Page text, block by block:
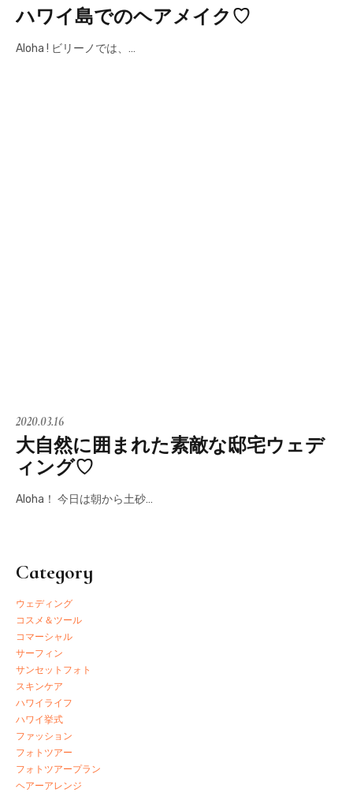
ハワイ島でのヘアメイク♡
Aloha ! ビリーノでは、…
2020.03.16
大自然に囲まれた素敵な邸宅ウェデ
ィング♡
Aloha！ 今日は朝から土砂…
Category
ウェディング
コスメ＆ツール
コマーシャル
サーフィン
サンセットフォト
スキンケア
ハワイライフ
ハワイ挙式
ファッション
フォトツアー
フォトツアープラン
ヘアーアレンジ